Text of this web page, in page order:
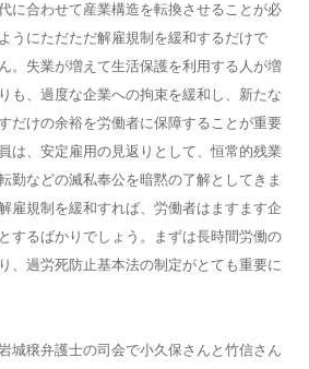
に合わせて産業構造を転換させることが必
うにただただ解雇規制を緩和するだけで
。失業が増えて生活保護を利用する人が増
も、過度な企業への拘束を緩和し、新たな
だけの余裕を労働者に保障することが重要
は、安定雇用の見返りとして、恒常的残業
勤などの滅私奉公を暗黙の了解としてきま
雇規制を緩和すれば、労働者はますます企
するばかりでしょう。まずは長時間労働の
、過労死防止基本法の制定がとても重要に
城穣弁護士の司会で小久保さんと竹信さん